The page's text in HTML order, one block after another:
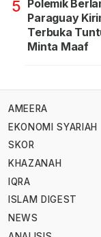
5 Polemik
Paraguay
Terbuka
Minta Maaf
AMEERA
EKONOMI SYARIAH
SKOR
KHAZANAH
IQRA
ISLAM DIGEST
NEWS